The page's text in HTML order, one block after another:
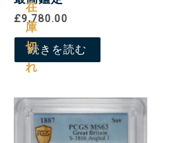
£9,780.00
続きを読む
在
庫
切
れ